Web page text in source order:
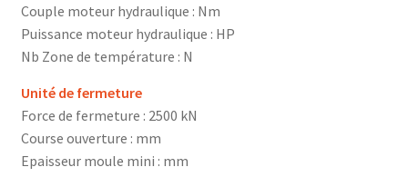
Couple moteur hydraulique : Nm
Puissance moteur hydraulique : HP
Nb Zone de température : N
Unité de fermeture
Force de fermeture : 2500 kN
Course ouverture : mm
Epaisseur moule mini : mm